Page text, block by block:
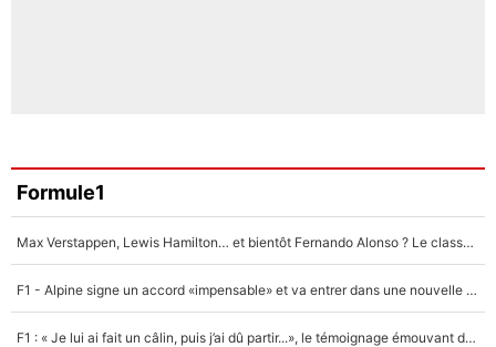
Formule1
Max Verstappen, Lewis Hamilton… et bientôt Fernando Alonso ? Le classement des pilotes les mieux payés en Formule 1 risque de changer !
F1 - Alpine signe un accord «impensable» et va entrer dans une nouvelle dimension : Grande nouvelle pour Pierre Gasly !
F1 : « Je lui ai fait un câlin, puis j’ai dû partir...», le témoignage émouvant de Max Verstappen sur sa fille